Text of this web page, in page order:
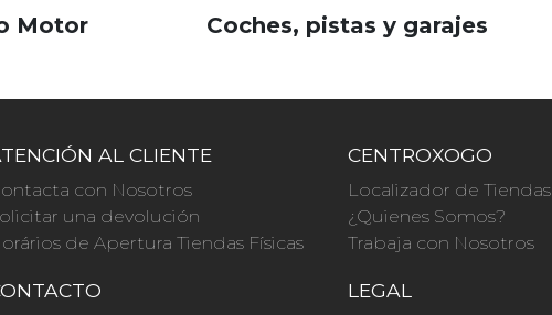
Motor Coches, pistas y garajes
AL CLIENTE
con Nosotros
una devolución
de Apertura Tiendas Físicas
CENTROXOGO
Localizador de Tiendas
¿Quienes Somos?
Trabaja con Nosotros
LEGAL